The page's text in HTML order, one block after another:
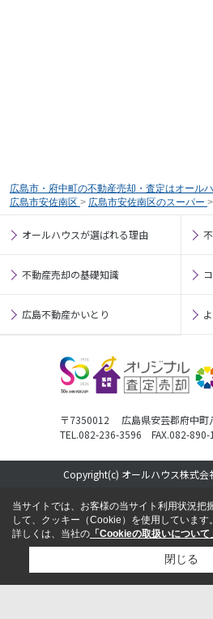
広島市・府中町の不動産売却・査定はオール
広島市安佐南区 > 広島市安佐南区のスーパー >
オールハウスが選ばれる理由
不動産売却の基礎知識
広島不動産かいとり
〒7350012 広島県安芸郡府中町
TEL.082-236-3596 FAX.082-890-
Copyright(c) オールハウス株式会
当サイトでは、お客様の当サイト利用状況把
して、クッキー（Cookie）を使用しています。
詳しくは、当社の 「Cookieの取扱いについて
閉じる